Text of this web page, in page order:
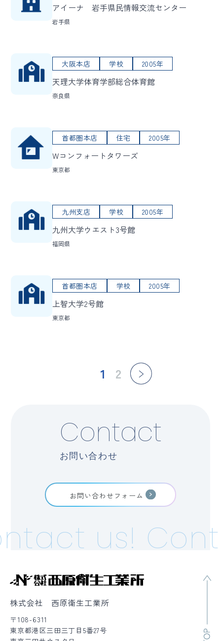
アイーナ 岩手県民情報交流センター
岩手県
大阪本店 学校 2005年
天理大学体育学部総合体育館
奈良県
首都圏本店 住宅 2005年
Wコンフォートタワーズ
東京都
九州支店 学校 2005年
九州大学ウエスト3号館
福岡県
首都圏本店 学校 2005年
上智大学2号館
東京都
1 2
Contact
お問い合わせ
お問い合わせフォーム
us!
株式会社 西原衛生工業所
〒108-6311
東京都港区三田三丁目5番27号